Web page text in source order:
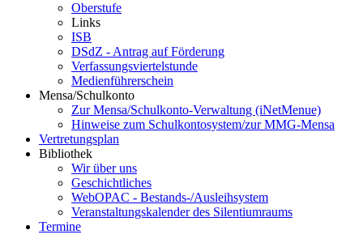
Oberstufe
Links
ISB
DSdZ - Antrag auf Förderung
Verfassungsviertelstunde
Medienführerschein
Mensa/Schulkonto
Zur Mensa/Schulkonto-Verwaltung (iNetMenue)
Hinweise zum Schulkontosystem/zur MMG-Mensa
Vertretungsplan
Bibliothek
Wir über uns
Geschichtliches
WebOPAC - Bestands-/Ausleihsystem
Veranstaltungskalender des Silentiumraums
Termine